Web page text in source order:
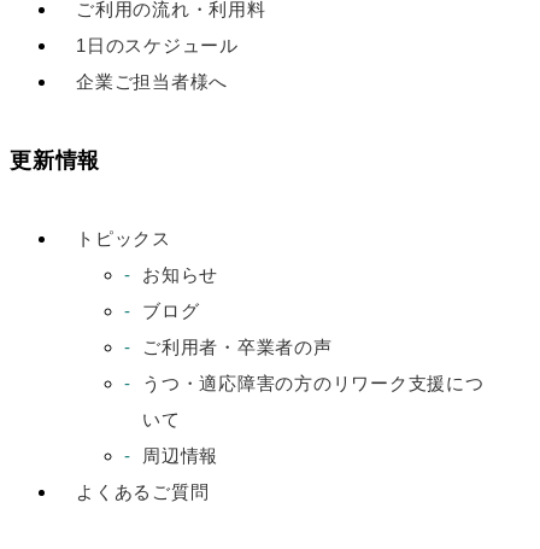
ご利用の流れ・利用料
1日のスケジュール
企業ご担当者様へ
更新情報
トピックス
お知らせ
ブログ
ご利用者・卒業者の声
うつ・適応障害の方のリワーク支援につ
いて
周辺情報
よくあるご質問